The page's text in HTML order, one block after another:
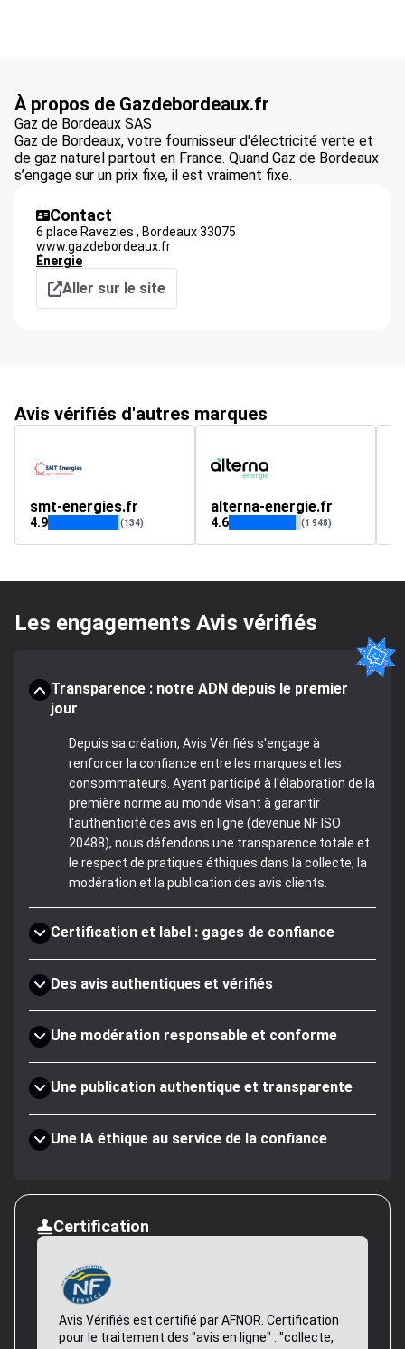
À propos de Gazdebordeaux.fr
Gaz de Bordeaux SAS
Gaz de Bordeaux, votre fournisseur d'électricité verte et
de gaz naturel partout en France. Quand Gaz de Bordeaux
s’engage sur un prix fixe, il est vraiment fixe.
Contact
6 place Ravezies , Bordeaux33075
www.gazdebordeaux.fr
Énergie
Aller sur le site
Avis vérifiés d'autres marques
smt-energies.fr
4.9 (134)
alterna-energie.fr
4.6 (1 948)
Les engagements Avis vérifiés
Transparence : notre ADN depuis le premier
jour
Depuis sa création, Avis Vérifiés s'engage à
renforcer la confiance entre les marques et les
consommateurs. Ayant participé à l'élaboration de la
première norme au monde visant à garantir
l'authenticité des avis en ligne (devenue NF ISO
20488), nous défendons une transparence totale et
le respect de pratiques éthiques dans la collecte, la
modération et la publication des avis clients.
Certification et label : gages de confiance
Des avis authentiques et vérifiés
Une modération responsable et conforme
Une publication authentique et transparente
Une IA éthique au service de la confiance
Certification
Avis Vérifiés est certifié par AFNOR. Certification
pour le traitement des "avis en ligne" : "collecte,